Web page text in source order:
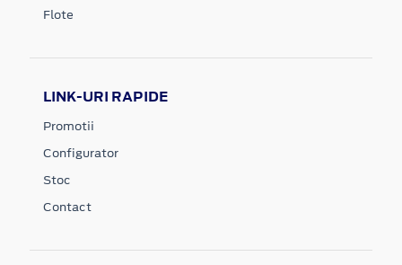
Flote
LINK-URI RAPIDE
Promotii
Configurator
Stoc
Contact